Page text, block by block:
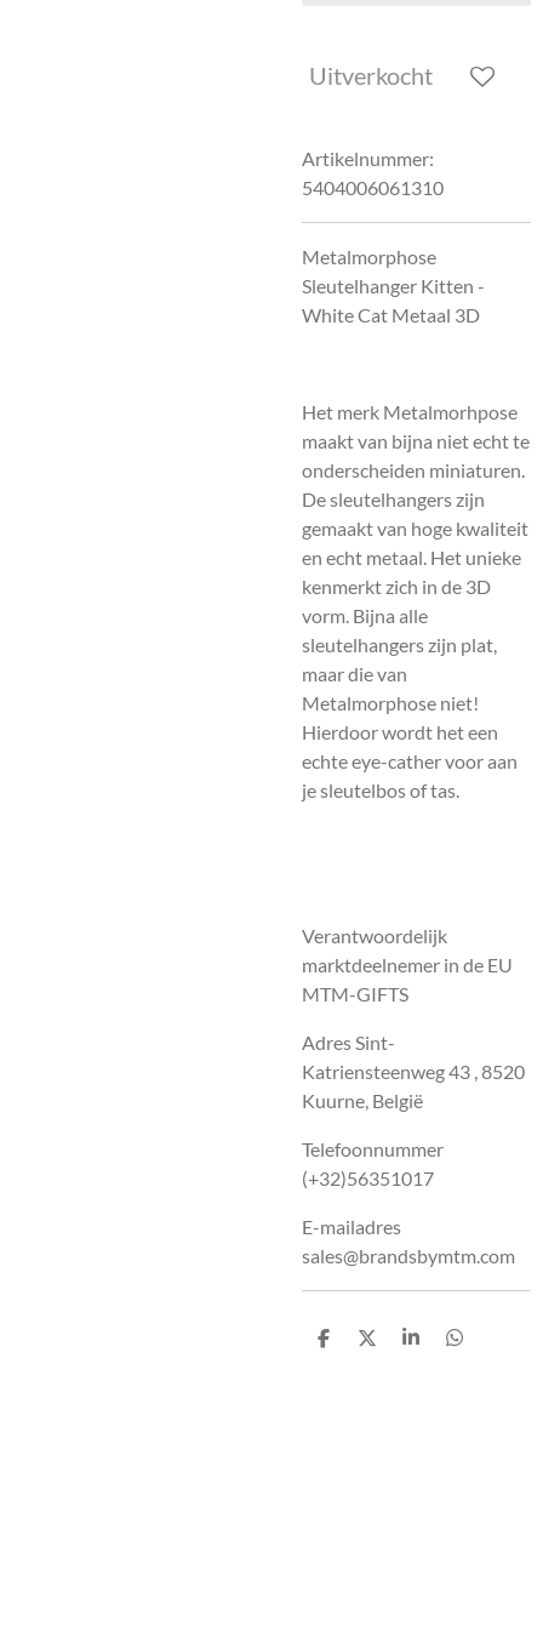
Uitverkocht
Artikelnummer:
5404006061310
Metalmorphose
Sleutelhanger Kitten -
White Cat Metaal 3D
Het merk Metalmorhpose
maakt van bijna niet echt te
onderscheiden miniaturen.
De sleutelhangers zijn
gemaakt van hoge kwaliteit
en echt metaal. Het unieke
kenmerkt zich in de 3D
vorm. Bijna alle
sleutelhangers zijn plat,
maar die van
Metalmorphose niet!
Hierdoor wordt het een
echte eye-cather voor aan
je sleutelbos of tas.
Verantwoordelijk
marktdeelnemer in de EU
MTM-GIFTS
Adres Sint-
Katriensteenweg 43 , 8520
Kuurne, België
Telefoonnummer
(+32)56351017
E-mailadres
sales@brandsbymtm.com
D
D
S
D